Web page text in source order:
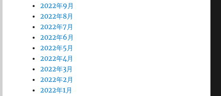
2022年9月
2022年8月
2022年7月
2022年6月
2022年5月
2022年4月
2022年3月
2022年2月
2022年1月